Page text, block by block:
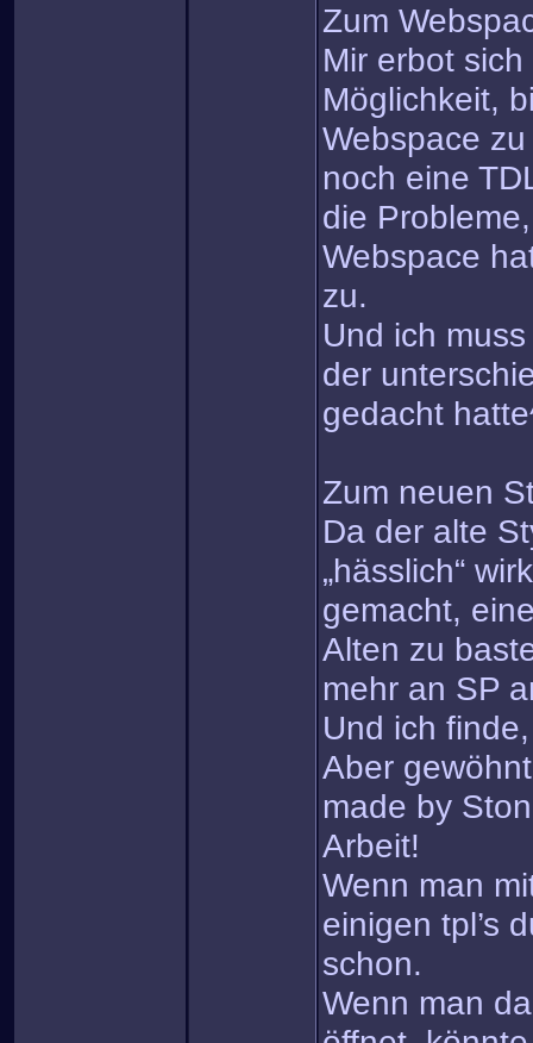
Zum
Mir erbot
Möglichkeit,
Webspace
noch eine
die
Webspace
zu.
Und ich
der
gedacht
Zum neuen
Da der alte
„hässlich“
gemacht,
Alten zu
mehr an SP
Und ich
Aber
made by
Arbeit!
Wenn man
einigen tpl’s
schon.
Wenn man